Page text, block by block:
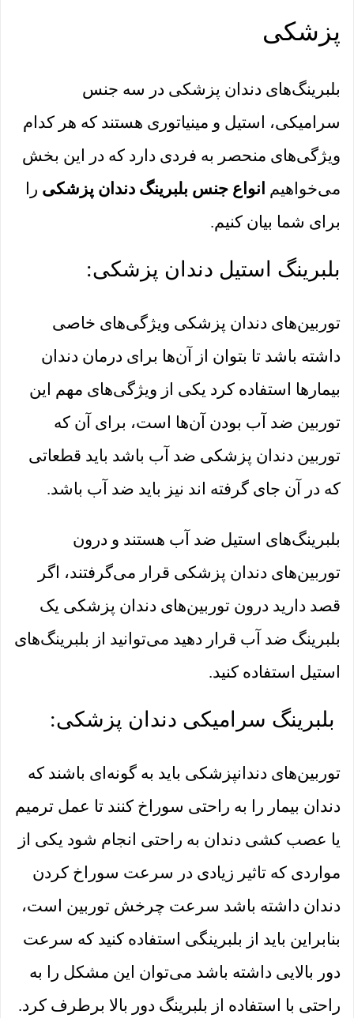
پزشکی
بلبرینگ‌های دندان پزشکی در سه جنس
سرامیکی، استیل و مینیاتوری هستند که هر کدام
ویژگی‌های منحصر به فردی دارد که در این بخش
می‌خواهیم انواع جنس بلبرینگ دندان پزشکی را
برای شما بیان کنیم.
بلبرینگ استیل دندان پزشکی:
توربین‌های دندان پزشکی ویژگی‌های خاصی
داشته باشد تا بتوان از آن‌ها برای درمان دندان
بیمارها استفاده کرد یکی از ویژگی‌های مهم این
توربین ضد آب بودن آن‌ها است، برای آن که
توربین دندان پزشکی ضد آب باشد باید قطعاتی
که در آن جای گرفته اند نیز باید ضد آب باشد.
بلبرینگ‌های استیل ضد آب هستند و درون
توربین‌های دندان پزشکی قرار می‌گرفتند، اگر
قصد دارید درون توربین‌های دندان پزشکی یک
بلبرینگ ضد آب قرار دهید می‌توانید از بلبرینگ‌های
استیل استفاده کنید.
بلبرینگ سرامیکی دندان پزشکی:
توربین‌های دندانپزشکی باید به گونه‌ای باشند که
دندان بیمار را به راحتی سوراخ کنند تا عمل ترمیم
یا عصب کشی دندان به راحتی انجام شود یکی از
مواردی که تاثیر زیادی در سرعت سوراخ کردن
دندان داشته باشد سرعت چرخش توربین است،
بنابراین باید از بلبرینگی استفاده کنید که سرعت
دور بالایی داشته باشد می‌توان این مشکل را به
راحتی با استفاده از بلبرینگ دور بالا برطرف کرد.